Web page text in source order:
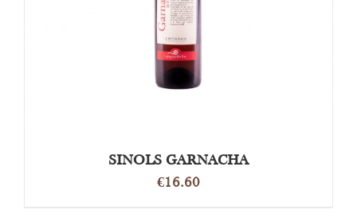
SINOLS GARNACHA
€16.60